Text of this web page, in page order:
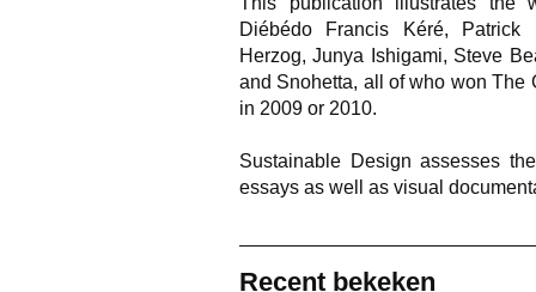
Diébédo Francis Kéré,
Herzog, Junya Ishigami, Steve
and Snohetta, all of who won The
in 2009 or 2010.
Sustainable Design assesses
essays as well as visual
Recent bekeken